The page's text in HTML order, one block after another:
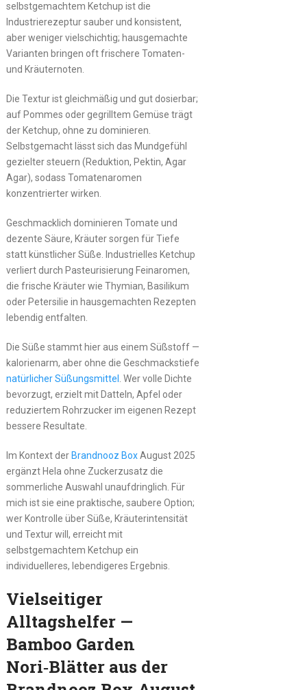
selbstgemachtem Ketchup ist die
Industrierezeptur sauber und konsistent,
aber weniger vielschichtig; hausgemachte
Varianten bringen oft frischere Tomaten-
und Kräuternoten.
Die Textur ist gleichmäßig und gut dosierbar;
auf Pommes oder gegrilltem Gemüse trägt
der Ketchup, ohne zu dominieren.
Selbstgemacht lässt sich das Mundgefühl
gezielter steuern (Reduktion, Pektin, Agar
Agar), sodass Tomatenaromen
konzentrierter wirken.
Geschmacklich dominieren Tomate und
dezente Säure, Kräuter sorgen für Tiefe
statt künstlicher Süße. Industrielles Ketchup
verliert durch Pasteurisierung Feinaromen,
die frische Kräuter wie Thymian, Basilikum
oder Petersilie in hausgemachten Rezepten
lebendig entfalten.
Die Süße stammt hier aus einem Süßstoff —
kalorienarm, aber ohne die Geschmackstiefe
natürlicher Süßungsmittel . Wer volle Dichte
bevorzugt, erzielt mit Datteln, Apfel oder
reduziertem Rohrzucker im eigenen Rezept
bessere Resultate.
Im Kontext der Brandnooz BoxAugust 2025
ergänzt Hela ohne Zuckerzusatz die
sommerliche Auswahl unaufdringlich. Für
mich ist sie eine praktische, saubere Option;
wer Kontrolle über Süße, Kräuterintensität
und Textur will, erreicht mit
selbstgemachtem Ketchup ein
individuelleres, lebendigeres Ergebnis.
Vielseitiger
Alltagshelfer —
Bamboo Garden
Nori‑Blätter aus der